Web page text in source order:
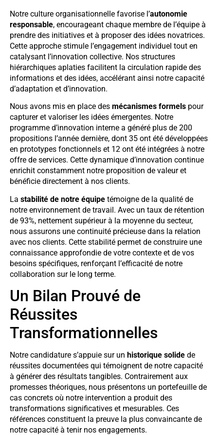
Notre culture organisationnelle favorise l’autonomie
responsable, encourageant chaque membre de l’équipe à
prendre des initiatives et à proposer des idées novatrices.
Cette approche stimule l’engagement individuel tout en
catalysant l’innovation collective. Nos structures
hiérarchiques aplaties facilitent la circulation rapide des
informations et des idées, accélérant ainsi notre capacité
d’adaptation et d’innovation.
Nous avons mis en place des mécanismes formels pour
capturer et valoriser les idées émergentes. Notre
programme d’innovation interne a généré plus de 200
propositions l’année dernière, dont 35 ont été développées
en prototypes fonctionnels et 12 ont été intégrées à notre
offre de services. Cette dynamique d’innovation continue
enrichit constamment notre proposition de valeur et
bénéficie directement à nos clients.
La stabilité de notre équipe témoigne de la qualité de
notre environnement de travail. Avec un taux de rétention
de 93%, nettement supérieur à la moyenne du secteur,
nous assurons une continuité précieuse dans la relation
avec nos clients. Cette stabilité permet de construire une
connaissance approfondie de votre contexte et de vos
besoins spécifiques, renforçant l’efficacité de notre
collaboration sur le long terme.
Un Bilan Prouvé de
Réussites
Transformationnelles
Notre candidature s’appuie sur un historique solide de
réussites documentées qui témoignent de notre capacité
à générer des résultats tangibles. Contrairement aux
promesses théoriques, nous présentons un portefeuille de
cas concrets où notre intervention a produit des
transformations significatives et mesurables. Ces
références constituent la preuve la plus convaincante de
notre capacité à tenir nos engagements.